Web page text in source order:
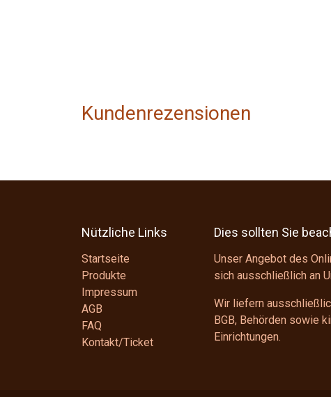
Kundenrezensionen
Nützliche Links
Startseite
Produkte
Impressum
AGB
FAQ
Kontakt/Ticket
Dies sollten Sie
Unser Angebot des
sich ausschließlich an
Wir liefern
BGB, Behörden sowie
Einrichtungen.